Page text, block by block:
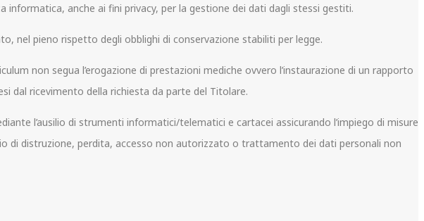
informatica, anche ai fini privacy, per la gestione dei dati dagli stessi gestiti.
nel pieno rispetto degli obblighi di conservazione stabiliti per legge.
non segua l’erogazione di prestazioni mediche ovvero l’instaurazione di un rapporto
dal ricevimento della richiesta da parte del Titolare.
l’ausilio di strumenti informatici/telematici e cartacei assicurando l’impiego di misure
di distruzione, perdita, accesso non autorizzato o trattamento dei dati personali non